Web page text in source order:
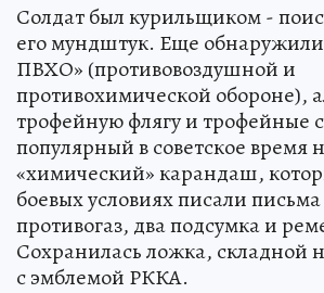
Солдат был курильщиком -
его мундштук. Еще обнаружили
ПВХО» (противовоздушной и
противохимической обороне),
трофейную флягу и трофейные
популярный в советское время
«химический» карандаш,
боевых условиях писали
противогаз, два подсумка и
Сохранилась ложка, складной
с эмблемой РККА.